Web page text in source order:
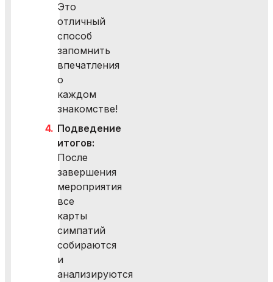
Это
отличный
способ
запомнить
впечатления
о
каждом
знакомстве!
Подведение
итогов:
После
завершения
мероприятия
все
карты
симпатий
собираются
и
анализируются